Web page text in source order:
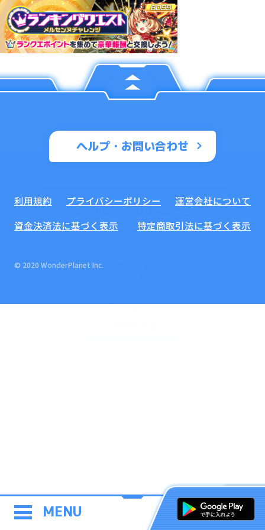
ようこそ ALICEへ_
MENU
ヘルプ・お問い合わせ
利用規約 プライバシーポリシー
運営会社について
資金決済法に基づく表示
特定商取引法に基づく表示
© 2020 WonderPlanet Inc.